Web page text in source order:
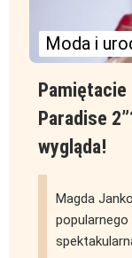
Moda i
Paradise
wygląda!
Magda
popularnego